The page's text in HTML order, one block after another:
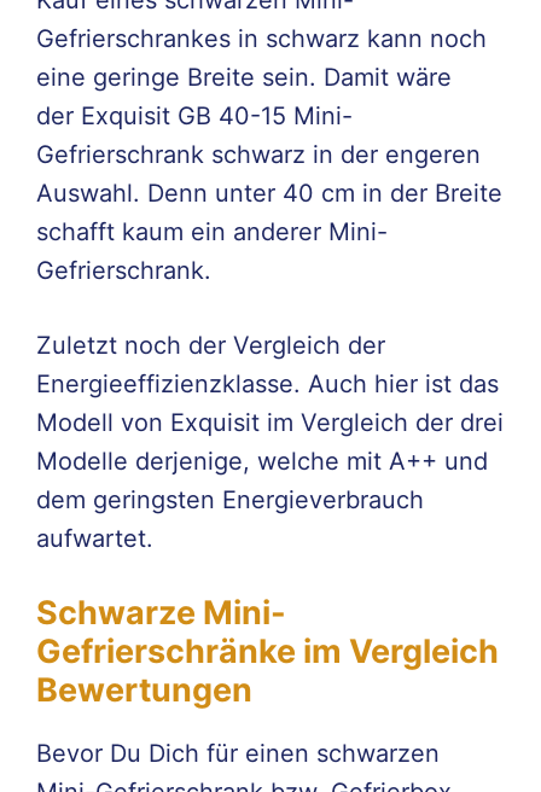
Gefrierschrankes in schwarz kann noch
eine geringe Breite sein. Damit wäre
der Exquisit GB 40-15 Mini-
Gefrierschrank schwarz in der engeren
Auswahl. Denn unter 40 cm in der Breite
schafft kaum ein anderer Mini-
Gefrierschrank.
Zuletzt noch der Vergleich der
Energieeffizienzklasse. Auch hier ist das
Modell von Exquisit im Vergleich der drei
Modelle derjenige, welche mit A++ und
dem geringsten Energieverbrauch
aufwartet.
Schwarze Mini-
Gefrierschränke im Vergleich
Bewertungen
Bevor Du Dich für einen schwarzen